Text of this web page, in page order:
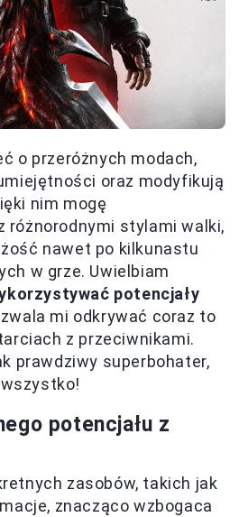
o przeróżnych modach,
oraz modyfikują
nim mogę
różnorodnymi stylami walki,
nawet po kilkunastu
w grze. Uwielbiam
potencjały
mi odkrywać coraz to
z przeciwnikami.
prawdziwy superbohater,
potencjału z
zasobów, takich jak
znacząco wzbogaca